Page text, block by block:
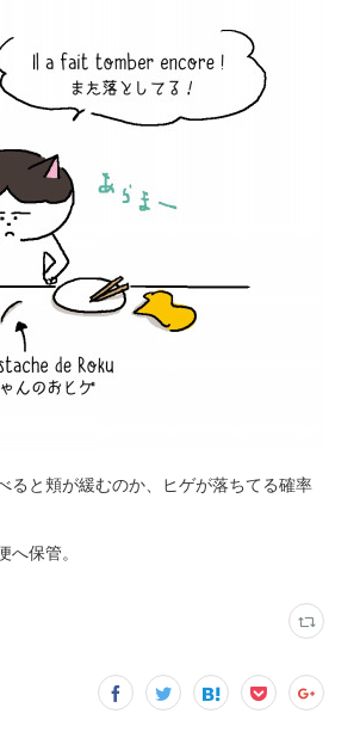
ると頬が緩むのか、ヒゲが落ちてる確率
保管。